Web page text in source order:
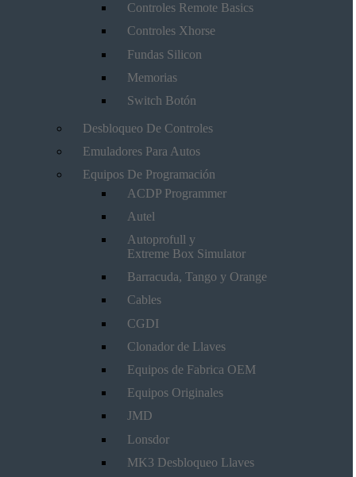
Controles Remote Basics
Controles Xhorse
Fundas Silicon
Memorias
Switch Botón
Desbloqueo De Controles
Emuladores Para Autos
Equipos De Programación
ACDP Programmer
Autel
Autoprofull y
Extreme Box Simulator
Barracuda, Tango y Orange
Cables
CGDI
Clonador de Llaves
Equipos de Fabrica OEM
Equipos Originales
JMD
Lonsdor
MK3 Desbloqueo Llaves